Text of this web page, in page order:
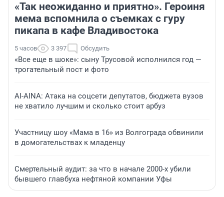
«Так неожиданно и приятно». Героиня
мема вспомнила о съемках с гуру
пикапа в кафе Владивостока
5 часов 3 397 Обсудить
«Все еще в шоке»: сыну Трусовой исполнился год —
трогательный пост и фото
AI-AINA: Атака на соцсети депутатов, бюджета вузов
не хватило лучшим и сколько стоит арбуз
Участницу шоу «Мама в 16» из Волгограда обвинили
в домогательствах к младенцу
Смертельный аудит: за что в начале 2000-х убили
бывшего главбуха нефтяной компании Уфы